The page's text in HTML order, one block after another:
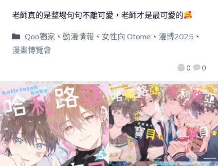
0 0
老師真的是整場句句不離可愛，老師才是最可愛的
Qoo獨家 、 動漫情報 、 女性向 Otome 、 漫博2025 、
漫畫博覽會